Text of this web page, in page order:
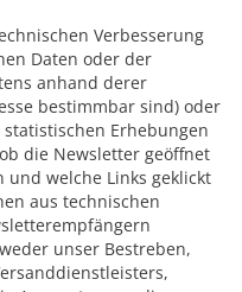
Verbesserung
Daten oder der
anhand derer
bestimmbar sind) oder
Erhebungen
die Newsletter geöffnet
welche Links geklickt
aus technischen
unser Bestreben,